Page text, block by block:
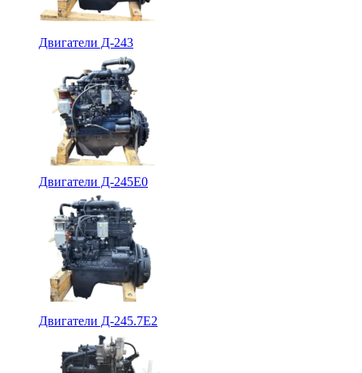
Двигатели Д-243
Двигатели Д-245Е0
Двигатели Д-245.7Е2